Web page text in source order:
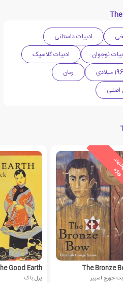
ادبیات داستانی
نوجوان
ادبیات کلاسیک
رمان
اصلی
The Bronze
جورج اسپیر
Good Earth
پرل باک